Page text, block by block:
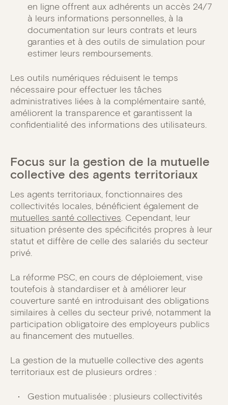
en ligne offrent aux adhérents un accès 24/7
à leurs informations personnelles, à la
documentation sur leurs contrats et leurs
garanties et à des outils de simulation pour
estimer leurs remboursements.
Les outils numériques réduisent le temps
nécessaire pour effectuer les tâches
administratives liées à la complémentaire santé,
améliorent la transparence et garantissent la
confidentialité des informations des utilisateurs.
Focus sur la gestion de la mutuelle
collective des agents territoriaux
Les agents territoriaux, fonctionnaires des
collectivités locales, bénéficient également de
mutuelles santé collectives. Cependant, leur
situation présente des spécificités propres à leur
statut et diffère de celle des salariés du secteur
privé.
La réforme PSC, en cours de déploiement, vise
toutefois à standardiser et à améliorer leur
couverture santé en introduisant des obligations
similaires à celles du secteur privé, notamment la
participation obligatoire des employeurs publics
au financement des mutuelles.
La gestion de la mutuelle collective des agents
territoriaux est de plusieurs ordres :
Gestion mutualisée : plusieurs collectivités